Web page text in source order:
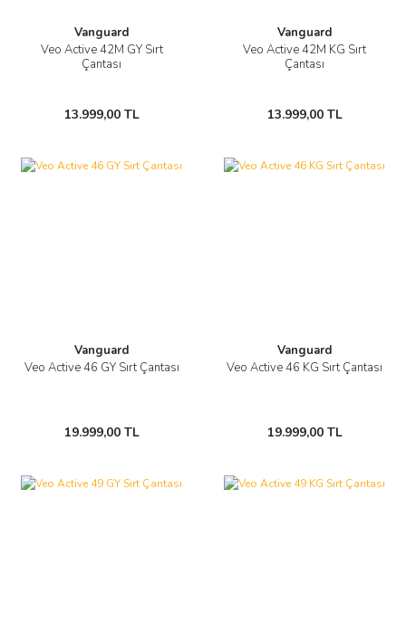
Vanguard
Veo Active 42M GY Sırt
Çantası
13.999,00 TL
Vanguard
Veo Active 42M KG Sırt
Çantası
13.999,00 TL
Vanguard
Veo Active 46 GY Sırt Çantası
19.999,00 TL
Vanguard
Veo Active 46 KG Sırt Çantası
19.999,00 TL